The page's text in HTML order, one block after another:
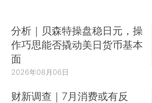
分析｜贝森特操盘稳日元，操
作巧思能否撬动美日货币基本
面
2026年08月06日
财新调查｜7月消费或有反